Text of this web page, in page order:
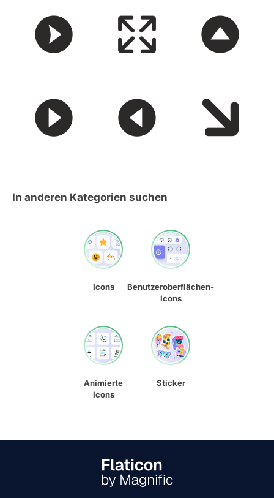
In anderen Kategorien suchen
Icons
Benutzeroberflächen-
Icons
Animierte
Icons
Sticker